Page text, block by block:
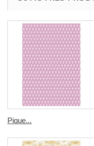
Pique...